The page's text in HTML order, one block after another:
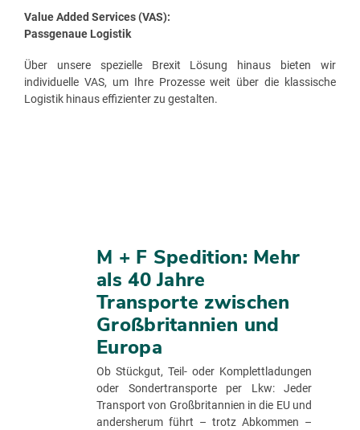
Value Added Services (VAS):
Passgenaue Logistik
Über unsere spezielle Brexit Lösung hinaus bieten wir
individuelle VAS, um Ihre Prozesse weit über die klassische
Logistik hinaus effizienter zu gestalten.
M + F Spedition: Mehr
als 40 Jahre
Transporte zwischen
Großbritannien und
Europa
Ob Stückgut, Teil- oder Komplettladungen
oder Sondertransporte per Lkw: Jeder
Transport von Großbritannien in die EU und
andersherum führt – trotz Abkommen –